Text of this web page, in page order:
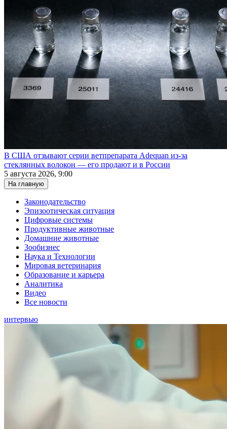
В США отзывают серии ветпрепарата Adequan из-за
стеклянных волокон — его продают и в России
5 августа 2026, 9:00
На главную
Законодательство
Эпизоотическая ситуация
Цифровые системы
Продуктивные животные
Домашние животные
Зообизнес
Наука и Технологии
Мировая ветеринария
Образование и карьера
Аналитика
Видео
Все новости
интервью